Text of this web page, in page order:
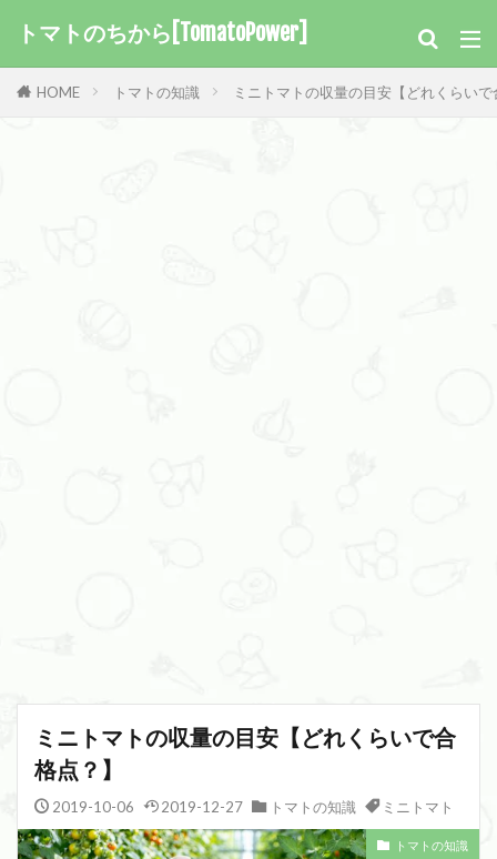
トマトのちから[TomatoPower]
HOME トマトの知識 ミニトマトの収量の目安【どれくらい
ミニトマトの収量の目安【どれくらいで合
格点？】
2019-10-06 2019-12-27 トマトの知識 ミニトマト
トマトの知識